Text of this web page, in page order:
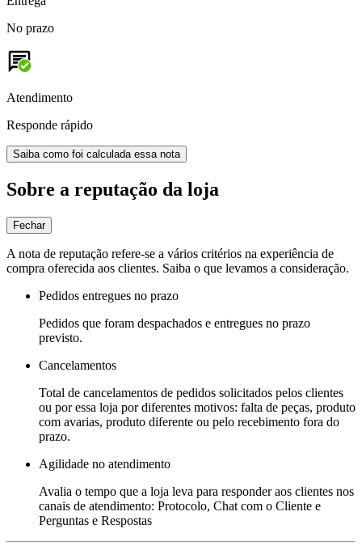
No prazo
Atendimento
Responde rápido
Saiba como foi calculada essa nota
Sobre a reputação da loja
Fechar
A nota de reputação refere-se a vários critérios na experiência de
compra oferecida aos clientes. Saiba o que levamos a consideração.
Pedidos entregues no prazo
Pedidos que foram despachados e entregues no prazo
previsto.
Cancelamentos
Total de cancelamentos de pedidos solicitados pelos clientes
ou por essa loja por diferentes motivos: falta de peças, produto
com avarias, produto diferente ou pelo recebimento fora do
prazo.
Agilidade no atendimento
Avalia o tempo que a loja leva para responder aos clientes nos
canais de atendimento: Protocolo, Chat com o Cliente e
Perguntas e Respostas